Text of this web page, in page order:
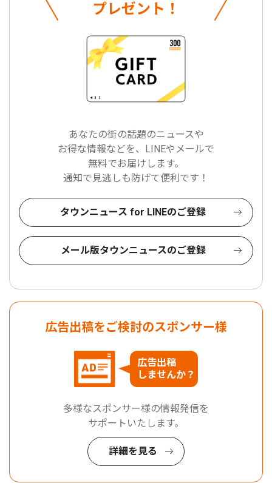
プレゼント！
あなたの街の話題のニュースや
お得な情報などを、LINEやメールで
無料でお届けします。
通知で見逃しも防げて便利です！
タウンニュース for LINEのご登録
メール版タウンニュースのご登録
広告出稿をご検討のスポンサー様
広告出稿
しませんか？
多様なスポンサー様の情報発信を
サポートいたします。
詳細を見る